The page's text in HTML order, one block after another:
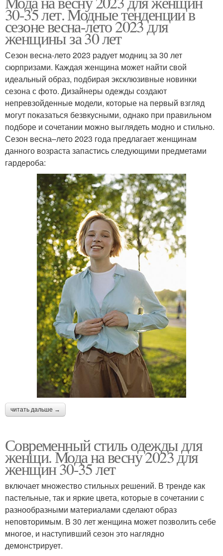
30-35 лет. Модные тенденции в
сезоне весна-лето 2023 для
женщины за 30 лет
Сезон весна-лето 2023 радует модниц за 30 лет
сюрпризами. Каждая женщина может найти свой
идеальный образ, подбирая эксклюзивные новинки
сезона с фото. Дизайнеры одежды создают
непревзойденные модели, которые на первый взгляд
могут показаться безвкусными, однако при правильном
подборе и сочетании можно выглядеть модно и стильно.
Сезон весна–лето 2023 года предлагает женщинам
данного возраста запастись следующими предметами
гардероба:
читать дальше →
Современный стиль одежды для
женщи. Мода на весну 2023 для
женщин 30-35 лет
включает множество стильных решений. В тренде как
пастельные, так и яркие цвета, которые в сочетании с
разнообразными материалами сделают образ
неповторимым. В 30 лет женщина может позволить себе
многое, и наступивший сезон это наглядно
демонстрирует.